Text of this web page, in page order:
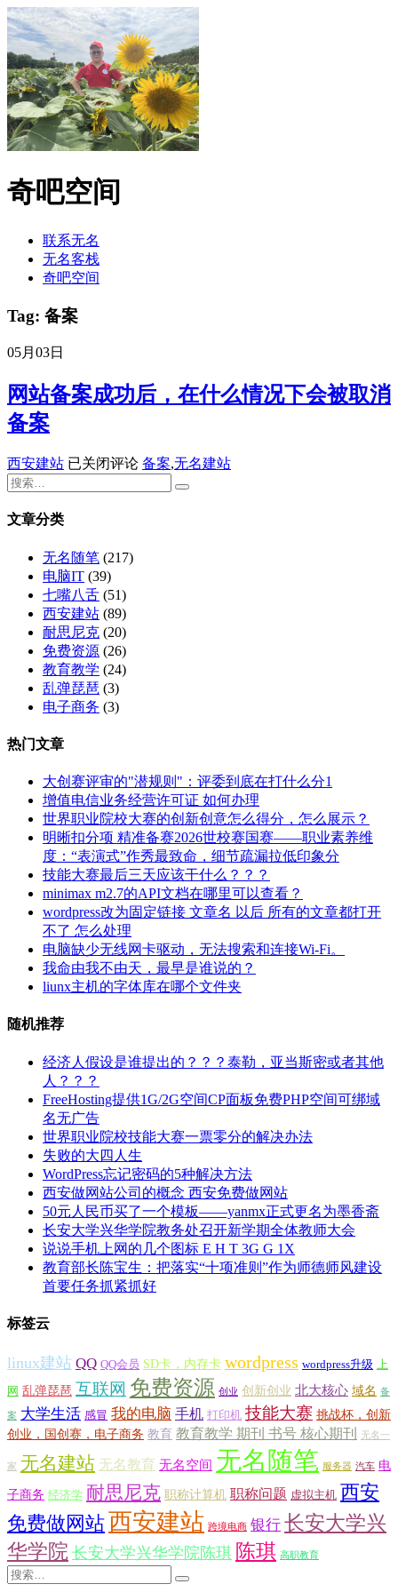
奇吧空间
联系无名
无名客栈
奇吧空间
Tag: 备案
05月03日
网站备案成功后，在什么情况下会被取消
备案
西安建站 网
功
后，
在
什
么
情
况
下
会
备
案
已关闭评论 备案,无名建站
文章分类
无名随笔 (217)
电脑IT (39)
七嘴八舌 (51)
西安建站 (89)
耐思尼克 (20)
免费资源 (26)
教育教学 (24)
乱弹琵琶 (3)
电子商务 (3)
热门文章
大创赛评审的"潜规则"：评委到底在打什么分1
增值电信业务经营许可证 如何办理
世界职业院校大赛的创新创意怎么得分，怎么展示？
明晰扣分项 精准备赛2026世校赛国赛——职业素养维
度：“表演式”作秀最致命，细节疏漏拉低印象分
技能大赛最后三天应该干什么？？？
minimax m2.7的API文档在哪里可以查看？
wordpress改为固定链接 文章名 以后 所有的文章都打开
不了 怎么处理
电脑缺少无线网卡驱动，无法搜索和连接Wi-Fi。
我命由我不由天，最早是谁说的？
liunx主机的字体库在哪个文件夹
随机推荐
经济人假设是谁提出的？？？泰勒，亚当斯密或者其他
人？？？
FreeHosting提供1G/2G空间CP面板免费PHP空间可绑域
名无广告
世界职业院校技能大赛一票零分的解决办法
失败的大四人生
WordPress忘记密码的5种解决方法
西安做网站公司的概念 西安免费做网站
50元人民币买了一个模板——yanmx正式更名为墨香斋
长安大学兴华学院教务处召开新学期全体教师大会
说说手机上网的几个图标 E H T 3G G 1X
教育部长陈宝生：把落实“十项准则”作为师德师风建设
首要任务抓紧抓好
标签云
linux建站 QQ QQ会员 SD卡，内存卡 wordpress wordpress升级 上
网 乱弹琵琶 互联网 免费资源 创业 创新创业 北大核心 域名 备
案 大学生活 感冒 我的电脑 手机 打印机 技能大赛 挑战杯，创新
创业，国创赛，电子商务 教育 教育教学 期刊 书号 核心期刊 无名一
家 无名建站 无名教育 无名空间 无名随笔 服务器 汽车 电
子商务 经济学 耐思尼克 职称计算机 职称问题 虚拟主机 西安
免费做网站西安建站 跨境电商 银行 长安大学兴
华学院 长安大学兴华学院陈琪 陈琪 高职教育